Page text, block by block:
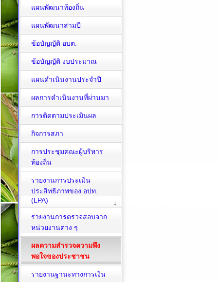
แผนพัฒนาท้องถิ่น
แผนพัฒนาสามปี
ข้อบัญญัติ อบต.
ข้อบัญญัติ งบประมาณ
แผนดำเนินงานประจำปี
ผลการดำเนินงานที่ผ่านมา
การติดตามประเมินผล
กิจการสภา
การประชุมคณะผู้บริหาร
ท้องถิ่น
รายงานการประเมิน
ประสิทธิภาพของ อปท.
(LPA)
รายงานการตรวจสอบจาก
หน่วยงานต่าง ๆ
ผลความสำรวจความพึง
พอใจของประชาชน
รายงานฐานะทางการเงิน